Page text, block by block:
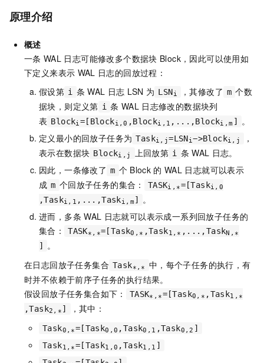
原理介绍
概述
一条 WAL 日志可能修改多个数据块 Block，因此可以使用如
下定义来表示 WAL 日志的回放过程：
假设第 i 条 WAL 日志 LSN 为 LSNi ，其修改了 m 个数
据块，则定义第 i 条 WAL 日志修改的数据块列
表 Blocki ​=[Blocki,0 ​,Blocki,1 ​,...,Blocki,m ​]
。
定义最小的回放子任务为 Taski,j​=LSNi​−>Blocki,j
，
表示在数据块 Blocki,j 上回放第 i 条 WAL 日志。
因此，一条修改了 m 个 Block 的 WAL 日志就可以表示
成 m 个回放子任务的集合： TASKi,∗​=[Taski,0
,Taski,1 ​,...,Taski,m​ ]
。
进而，多条 WAL 日志就可以表示成一系列回放子任务的
集合：
TASK∗,∗​=[Task0,∗ ​,Task1,∗ ​,...,TaskN,∗
]
。
在日志回放子任务集合 Task∗,∗
中，每个子任务的执行，有
时并不依赖于前序子任务的执行结果。
假设回放子任务集合如下：
TASK∗,∗​=[Task0,∗ ​,Task1,∗​
,Task2,∗ ​] ，其中：
Task0,∗​=[Task0,0 ​,Task0,1 ​,Task0,2 ​]
Task1,∗​=[Task1,0 ​,Task1,1 ​]